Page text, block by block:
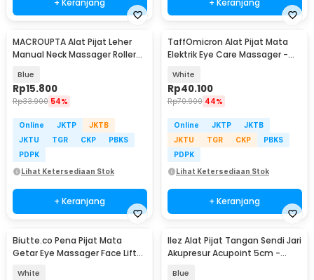
MACROUPTA Alat Pijat Leher
Manual Neck Massager Roller
Blue
Rp15.800
Rp33.900 54%
Online JKTP
JKTB
JKTU
TGR CKP
PBKS
PDPK
Lihat Ketersediaan Stok
+ Keranjang
TaffOmicron Alat Pijat Mata
Elektrik Eye Care Massager -
White
Rp40.100
Rp70.900 44%
Online JKTP
JKTB
JKTU
TGR CKP
PBKS
PDPK
Lihat Ketersediaan Stok
+ Keranjang
Biutte.co Pena Pijat Mata
Getar Eye Massager Face Lift
White
Ilez Alat Pijat Tangan Sendi Jari
Akupresur Acupoint 5cm -
Blue